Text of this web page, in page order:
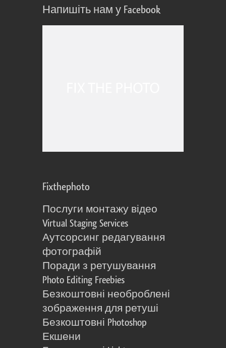
Напишіть нам у Facebook
Fixthephoto
Послуги монтажу відео
Virtual Staging Services
Аутсорсинг редагування
фотографій
Поради з ретушування
Photo Editing Freebies
Безкоштовні необроблені
зображення для ретуші
Безкоштовні Photoshop
Екшени